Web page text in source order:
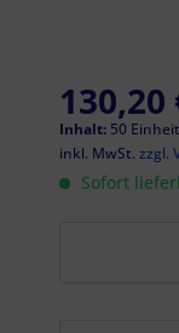
130,20
Inhalt: 50
inkl. MwSt.zzgl.
Sofort